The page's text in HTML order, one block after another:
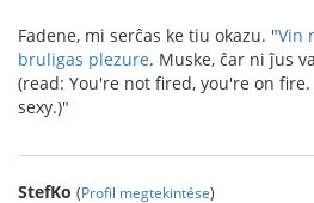
Fadene, mi serĉas ke tiu okazu. "Vin
bruligas plezure. Muske, ĉar ni ĵus
(read: You're not fired, you're on
sexy.)"
StefKo (Profil megtekintése)